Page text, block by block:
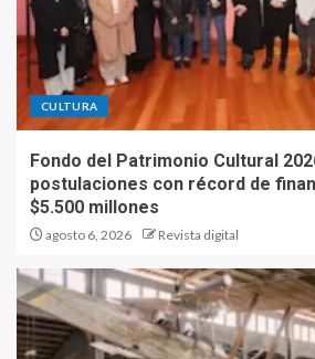
CULTURA
Fondo del Patrimonio Cultural
postulaciones con récord de
$5.500 millones
agosto 6, 2026 Revista digital